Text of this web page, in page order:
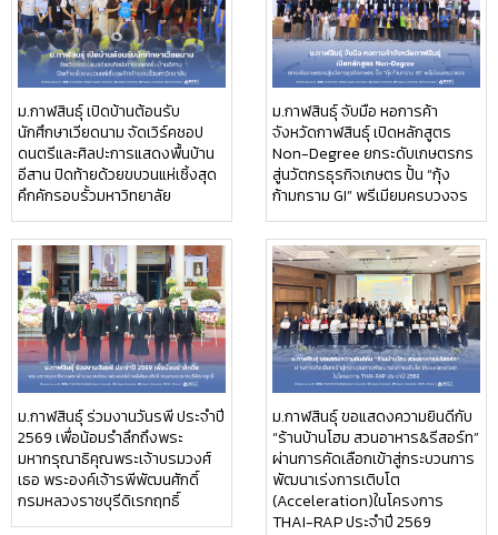
ม.กาฬสินธุ์ เปิดบ้านต้อนรับ
นักศึกษาเวียดนาม จัดเวิร์คชอป
ดนตรีและศิลปะการแสดงพื้นบ้าน
อีสาน ปิดท้ายด้วยขบวนแห่เซิ้งสุด
คึกคักรอบรั้วมหาวิทยาลัย
ม.กาฬสินธุ์ จับมือ หอการค้า
จังหวัดกาฬสินธุ์ เปิดหลักสูตร
Non-Degree ยกระดับเกษตรกร
สู่นวัตกรธุรกิจเกษตร ปั้น “กุ้ง
ก้ามกราม GI” พรีเมียมครบวงจร
ม.กาฬสินธุ์ ร่วมงานวันรพี ประจำปี
2569 เพื่อน้อมรำลึกถึงพระ
มหากรุณาธิคุณพระเจ้าบรมวงศ์
เธอ พระองค์เจ้ารพีพัฒนศักดิ์
กรมหลวงราชบุรีดิเรกฤทธิ์
ม.กาฬสินธุ์ ขอแสดงความยินดีกับ
“ร้านบ้านโฮม สวนอาหาร&รีสอร์ท”
ผ่านการคัดเลือกเข้าสู่กระบวนการ
พัฒนาเร่งการเติบโต
(Acceleration)ในโครงการ
THAI-RAP ประจำปี 2569